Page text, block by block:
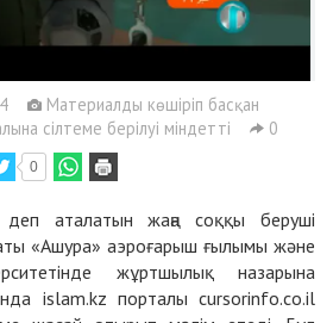
Материалды көшіріп басқан
сілтеме берілуі міндетті
0
0
аталатын жаңа соққы беруші
«Ашура» аэроғарыш ғылымы және
жұртшылық назарына
islam.kz порталы cursorinfo.co.il